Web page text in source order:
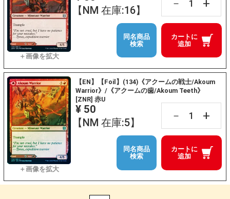
【NM 在庫:16】
－ +
カートに
追加
同名商品
検索
【EN】【Foil】(134)《アクームの戦士/Akoum
Warrior》/《アクームの歯/Akoum Teeth》
[ZNR] 赤U
¥ 50
【NM 在庫:5】
－ +
カートに
追加
同名商品
検索